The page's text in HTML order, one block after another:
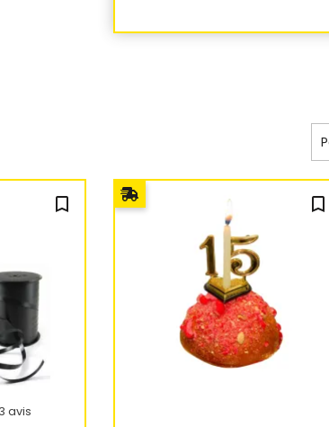
bookmark_outline bookmark_outline